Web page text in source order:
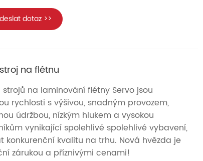
dotaz >>
na flétnu
na laminování flétny Servo jsou
rychlosti s výšivou, snadným provozem,
údržbou, nízkým hlukem a vysokou
vynikající spolehlivé spolehlivé vybavení,
konkurenční kvalitu na trhu. Nová hvězda je
zárukou a příznivými cenami!